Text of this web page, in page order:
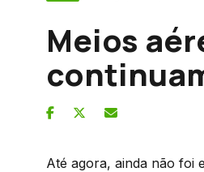
Meios
Até agora, ainda não foi